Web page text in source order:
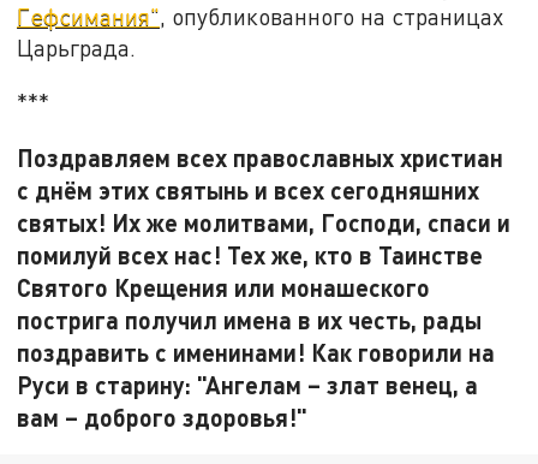
Гефсимания", опубликованного на страницах
Царьграда.
***
Поздравляем всех православных христиан
с днём этих святынь и всех сегодняшних
святых! Их же молитвами, Господи, спаси и
помилуй всех нас! Тех же, кто в Таинстве
Святого Крещения или монашеского
пострига получил имена в их честь, рады
поздравить с именинами! Как говорили на
Руси в старину: "Ангелам – злат венец, а
вам – доброго здоровья!"